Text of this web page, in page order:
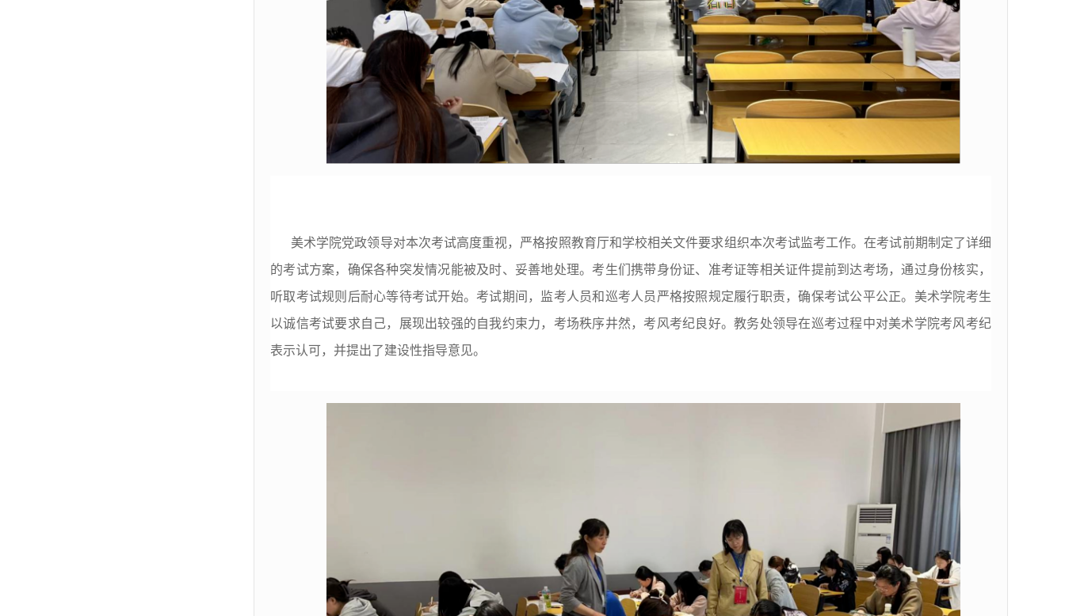
美术学院党政领导对本次考试高度重视，严格按照教育厅和学校相关文件要求组织本次考试监考工作。在考试前期制定了详细
的考试方案，确保各种突发情况能被及时、妥善地处理。考生们携带身份证、准考证等相关证件提前到达考场，通过身份核实，
听取考试规则后耐心等待考试开始。考试期间，监考人员和巡考人员严格按照规定履行职责，确保考试公平公正。美术学院考生
以诚信考试要求自己，展现出较强的自我约束力，考场秩序井然，考风考纪良好。教务处领导在巡考过程中对美术学院考风考纪
表示认可，并提出了建设性指导意见。